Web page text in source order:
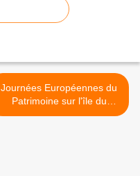
Journées Européennes du
Patrimoine sur l'île du
Levant >